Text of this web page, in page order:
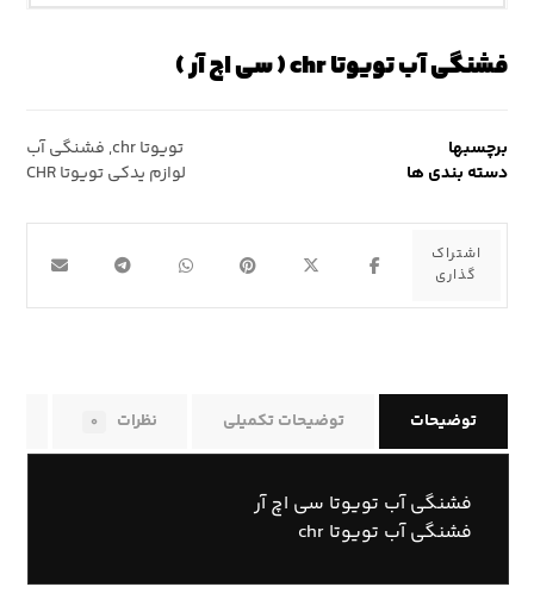
فشنگی آب تویوتا chr ( سی اچ آر )
برچسبها تویوتا chr , فشنگی آب
دسته بندی ها
لوازم یدکی تویوتا CHR
توضیحات توضیحات تکمیلی نظرات ۰
فشنگی آب تویوتا سی اچ آر
فشنگی آب تویوتا chr